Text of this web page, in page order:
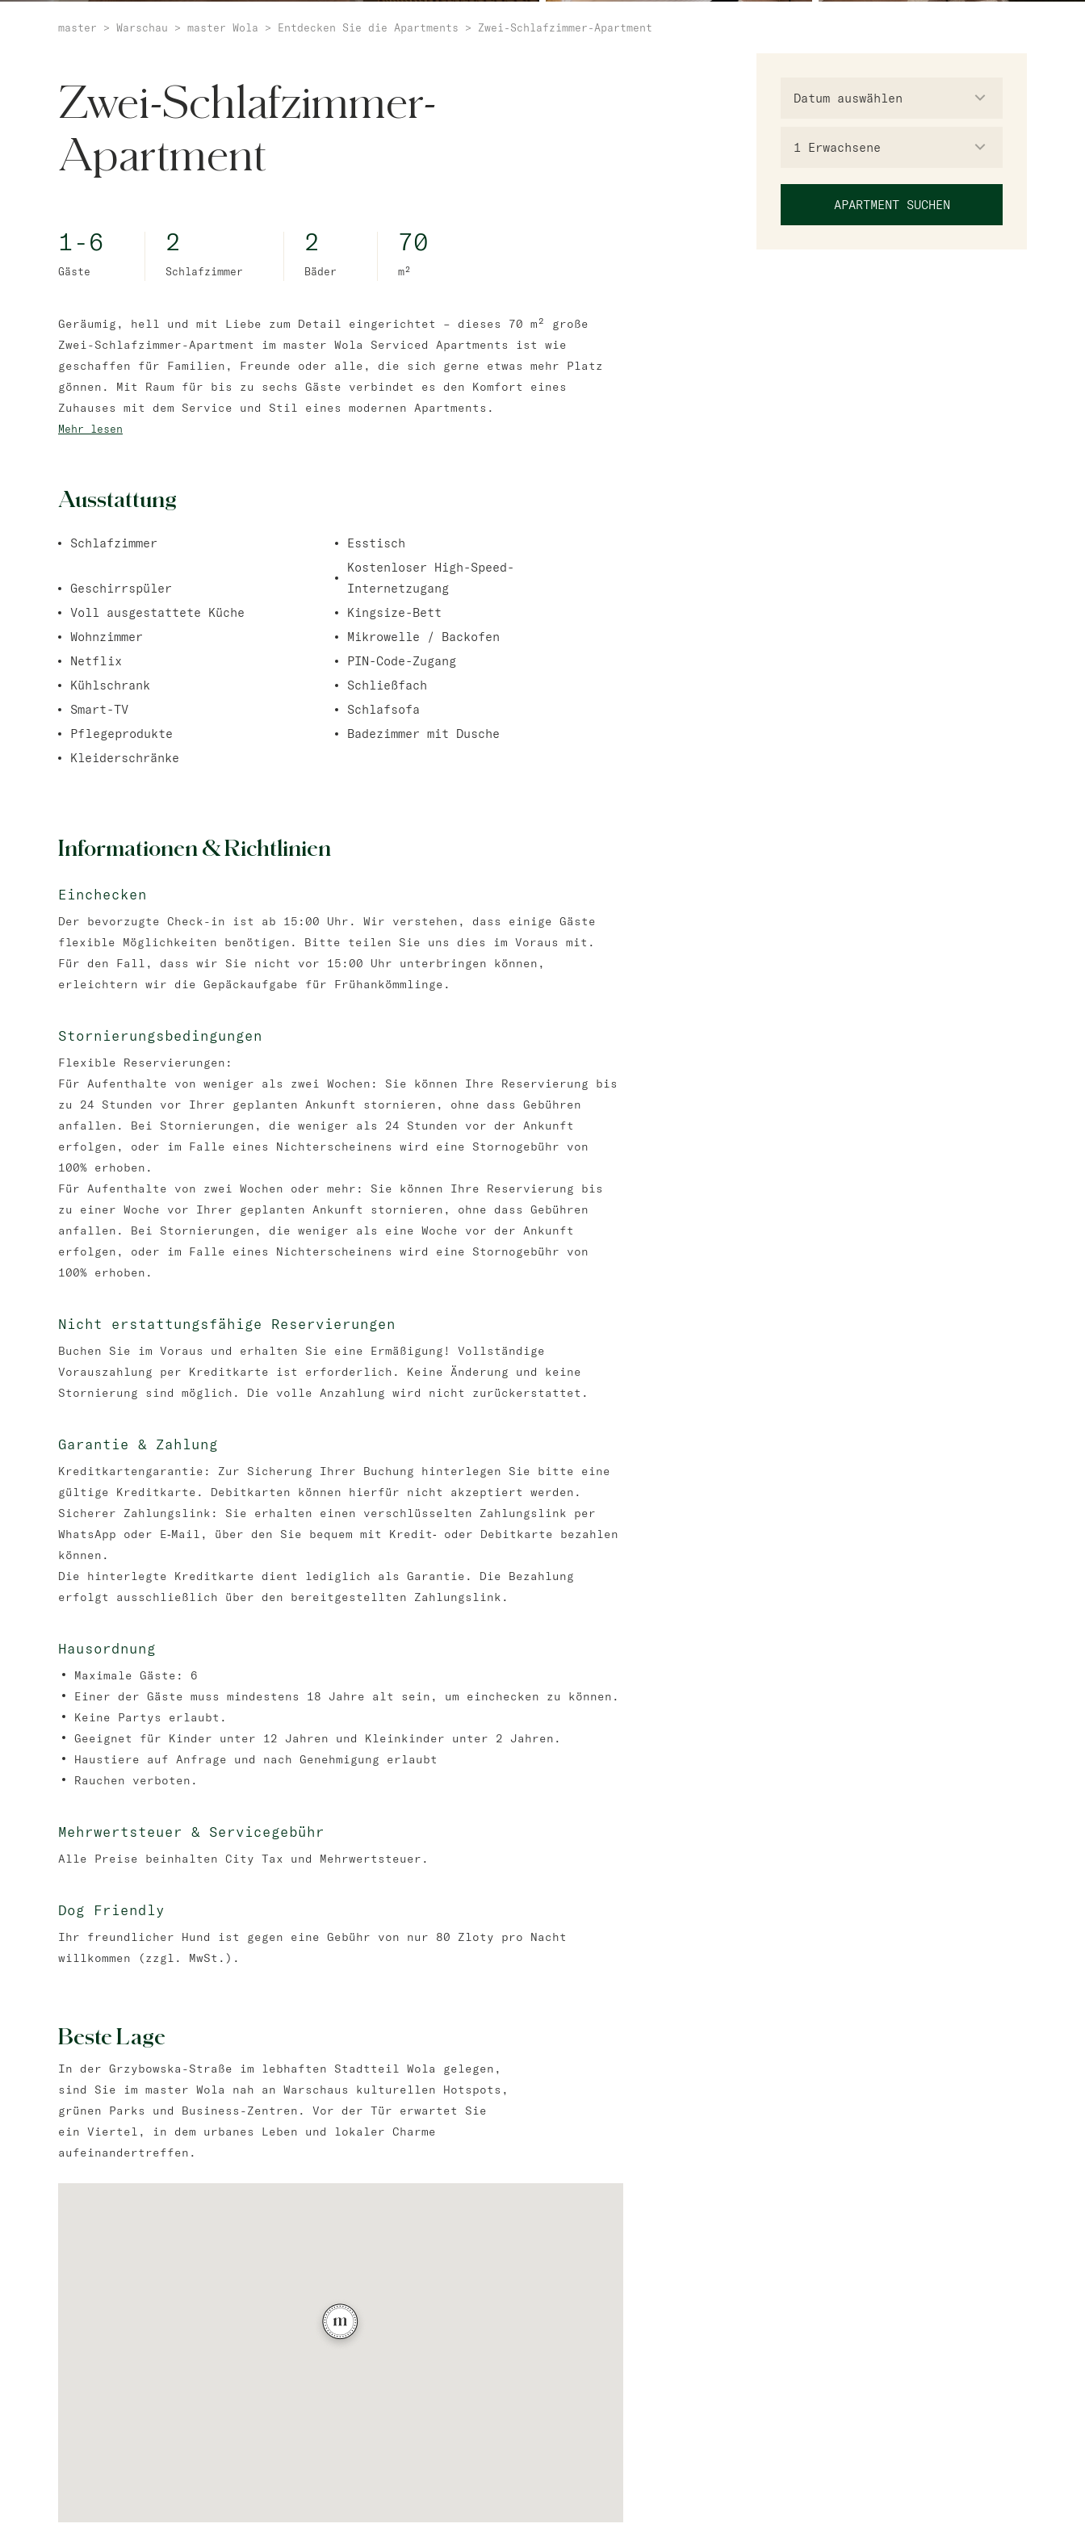
master > Warschau > master Wola > Entdecken Sie die Apartments > Zwei-Schlafzimmer-Apartment
Zwei-Schlafzimmer-
Apartment
1-6
Gäste
2
Schlafzimmer
2
Bäder
70
m²
Geräumig, hell und mit Liebe zum Detail eingerichtet – dieses 70 m² große
Zwei-Schlafzimmer-Apartment im master Wola Serviced Apartments ist wie
geschaffen für Familien, Freunde oder alle, die sich gerne etwas mehr Platz
gönnen. Mit Raum für bis zu sechs Gäste verbindet es den Komfort eines
Zuhauses mit dem Service und Stil eines modernen Apartments.
Mehr lesen
Ausstattung
Schlafzimmer Esstisch
Geschirrspüler
Kostenloser High-Speed-
Internetzugang
Voll ausgestattete Küche
Kingsize-Bett
Wohnzimmer
Mikrowelle / Backofen
Netflix
PIN-Code-Zugang
Kühlschrank
Schließfach
Smart-TV
Schlafsofa
Pflegeprodukte
Badezimmer mit Dusche
Kleiderschränke
Informationen & Richtlinien
Einchecken
Der bevorzugte Check-in ist ab 15:00 Uhr. Wir verstehen, dass einige Gäste
flexible Möglichkeiten benötigen. Bitte teilen Sie uns dies im Voraus mit.
Für den Fall, dass wir Sie nicht vor 15:00 Uhr unterbringen können,
erleichtern wir die Gepäckaufgabe für Frühankömmlinge.
Stornierungsbedingungen
Flexible Reservierungen:
Für Aufenthalte von weniger als zwei Wochen: Sie können Ihre Reservierung bis
zu 24 Stunden vor Ihrer geplanten Ankunft stornieren, ohne dass Gebühren
anfallen. Bei Stornierungen, die weniger als 24 Stunden vor der Ankunft
erfolgen, oder im Falle eines Nichterscheinens wird eine Stornogebühr von
100% erhoben.
Für Aufenthalte von zwei Wochen oder mehr: Sie können Ihre Reservierung bis
zu einer Woche vor Ihrer geplanten Ankunft stornieren, ohne dass Gebühren
anfallen. Bei Stornierungen, die weniger als eine Woche vor der Ankunft
erfolgen, oder im Falle eines Nichterscheinens wird eine Stornogebühr von
100% erhoben.
Nicht erstattungsfähige Reservierungen
Buchen Sie im Voraus und erhalten Sie eine Ermäßigung! Vollständige
Vorauszahlung per Kreditkarte ist erforderlich. Keine Änderung und keine
Stornierung sind möglich. Die volle Anzahlung wird nicht zurückerstattet.
Garantie & Zahlung
Kreditkartengarantie: Zur Sicherung Ihrer Buchung hinterlegen Sie bitte eine
gültige Kreditkarte. Debitkarten können hierfür nicht akzeptiert werden.
Sicherer Zahlungslink: Sie erhalten einen verschlüsselten Zahlungslink per
WhatsApp oder E‑Mail, über den Sie bequem mit Kredit‑ oder Debitkarte bezahlen
können.
Die hinterlegte Kreditkarte dient lediglich als Garantie. Die Bezahlung
erfolgt ausschließlich über den bereitgestellten Zahlungslink.
Hausordnung
Maximale Gäste: 6
Einer der Gäste muss mindestens 18 Jahre alt sein, um einchecken zu können.
Keine Partys erlaubt.
Geeignet für Kinder unter 12 Jahren und Kleinkinder unter 2 Jahren.
Haustiere auf Anfrage und nach Genehmigung erlaubt
Rauchen verboten.
Mehrwertsteuer & Servicegebühr
Alle Preise beinhalten City Tax und Mehrwertsteuer.
Dog Friendly
Ihr freundlicher Hund ist gegen eine Gebühr von nur 80 Zloty pro Nacht
willkommen (zzgl. MwSt.).
Beste Lage
In der Grzybowska-Straße im lebhaften Stadtteil Wola gelegen,
sind Sie im master Wola nah an Warschaus kulturellen Hotspots,
grünen Parks und Business-Zentren. Vor der Tür erwartet Sie
ein Viertel, in dem urbanes Leben und lokaler Charme
aufeinandertreffen.
1 Erwachsene
APARTMENT SUCHEN